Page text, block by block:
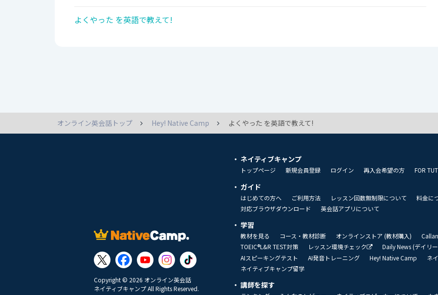
よくやった を英語で教えて!
オンライン英会話トップ Hey! Native Camp よくやった を英語で教えて!
Copyright © 2026 オンライン英会話
ネイティブキャンプ All Rights Reserved.
ネイティブキャンプ
トップページ 新規会員登録 ログイン 再入会希望の方 FOR
ガイド
はじめての方へ ご利用方法 レッスン回数無制限について 料金に
対応ブラウザダウンロード
英会話アプリについて
学習
教材を見る コース・教材診断 オンラインストア (教材購入)
TOEIC®L&R TEST対策
レッスン環境チェック Daily News (デイリ
AIスピーキングテスト
AI発音トレーニング Hey! Native Camp ネ
ネイティブキャンプ留学
講師を探す